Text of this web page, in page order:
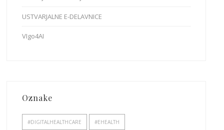
USTVARJALNE E-DELAVNICE
VIgo4AI
Oznake
#DIGITALHEALTHCARE #EHEALTH